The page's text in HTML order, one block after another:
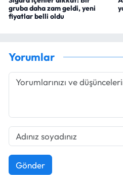
gruba daha zam geldi, yeni
fiyatlar belli oldu
Yorumlar
Gönder